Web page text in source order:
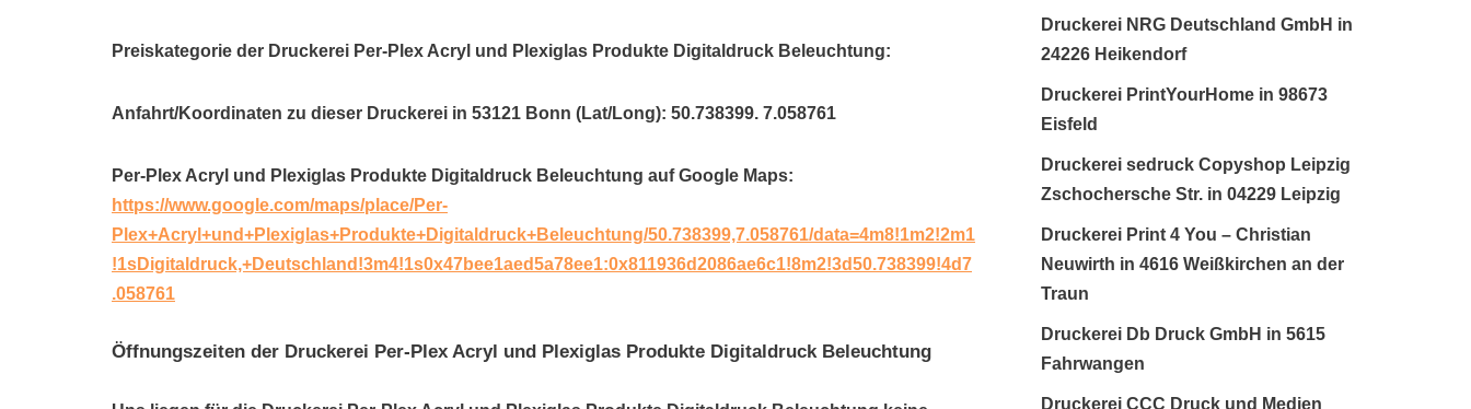
Preiskategorie der Druckerei Per-Plex Acryl und Plexiglas Produkte Digitaldruck Beleuchtung:
Anfahrt/Koordinaten zu dieser Druckerei in 53121 Bonn (Lat/Long): 50.738399. 7.058761
Per-Plex Acryl und Plexiglas Produkte Digitaldruck Beleuchtung auf Google Maps:
https://www.google.com/maps/place/Per-
Plex+Acryl+und+Plexiglas+Produkte+Digitaldruck+Beleuchtung/50.738399,7.058761/data=4m8!1m2!2m1
!1sDigitaldruck,+Deutschland!3m4!1s0x47bee1aed5a78ee1:0x811936d2086ae6c1!8m2!3d50.738399!4d7
.058761
Öffnungszeiten der Druckerei Per-Plex Acryl und Plexiglas Produkte Digitaldruck Beleuchtung
Druckerei NRG Deutschland GmbH in
24226 Heikendorf
Druckerei PrintYourHome in 98673
Eisfeld
Druckerei sedruck Copyshop Leipzig
Zschochersche Str. in 04229 Leipzig
Druckerei Print 4 You – Christian
Neuwirth in 4616 Weißkirchen an der
Traun
Druckerei Db Druck GmbH in 5615
Fahrwangen
Druckerei CCC Druck und Medien